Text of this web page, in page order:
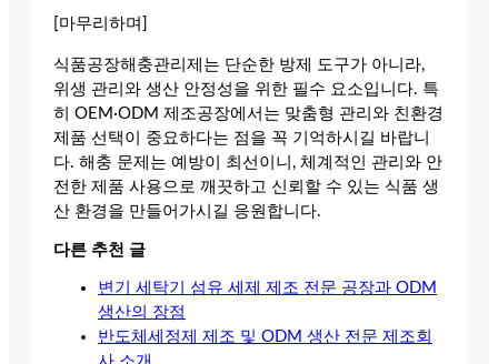
[마무리하며]
식품공장해충관리제는 단순한 방제 도구가 아니라,
위생 관리와 생산 안정성을 위한 필수 요소입니다. 특
히 OEM·ODM 제조공장에서는 맞춤형 관리와 친환경
제품 선택이 중요하다는 점을 꼭 기억하시길 바랍니
다. 해충 문제는 예방이 최선이니, 체계적인 관리와 안
전한 제품 사용으로 깨끗하고 신뢰할 수 있는 식품 생
산 환경을 만들어가시길 응원합니다.
다른 추천 글
변기 세탁기 섬유 세제 제조 전문 공장과 ODM
생산의 장점
반도체세정제 제조 및 ODM 생산 전문 제조회